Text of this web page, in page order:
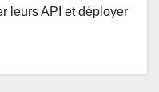
leurs API et déployer